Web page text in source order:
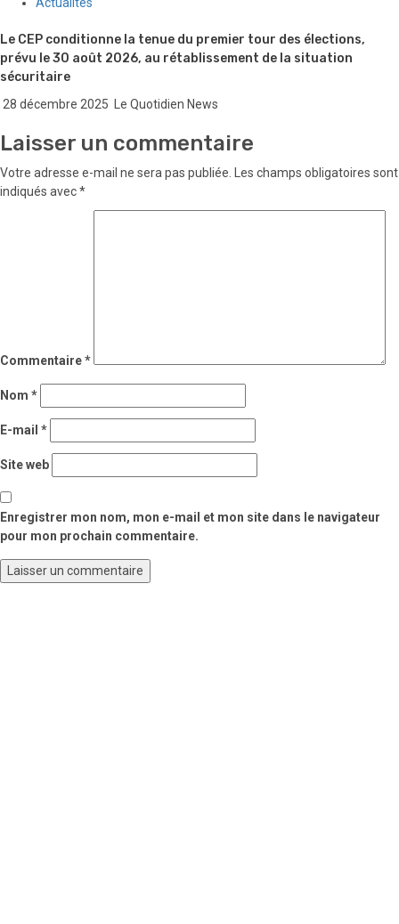
Le CEP conditionne la tenue du premier tour des élections,
prévu le 30 août 2026, au rétablissement de la situation
sécuritaire
28 décembre 2025 Le Quotidien News
Laisser un commentaire
Votre adresse e-mail ne sera pas publiée.
Les champs obligatoires sont
indiqués avec*
Commentaire*
Nom *
E-mail *
Site web
Enregistrer mon nom, mon e-mail et mon site dans le navigateur
pour mon prochain commentaire.